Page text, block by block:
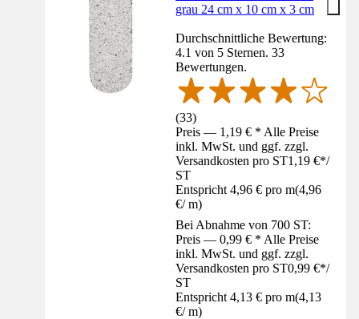
grau 24 cm x 10 cm x 3 cm
Durchschnittliche Bewertung:
4.1 von 5 Sternen. 33
Bewertungen.
(33)
Preis — 1,19 € * Alle Preise
inkl. MwSt. und ggf. zzgl.
Versandkosten pro ST1,19 €*/
ST
Entspricht 4,96 € pro m(4,96
€/ m)
Bei Abnahme von 700 ST:
Preis — 0,99 € * Alle Preise
inkl. MwSt. und ggf. zzgl.
Versandkosten pro ST0,99 €*/
ST
Entspricht 4,13 € pro m(4,13
€/ m)